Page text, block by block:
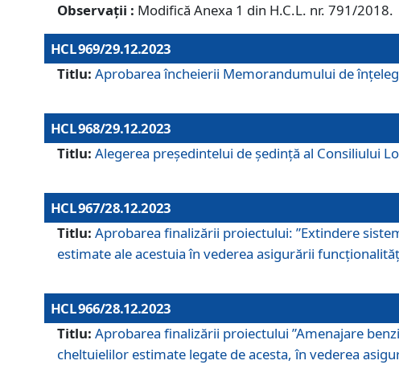
Observații : Modifică Anexa 1 din H.C.L. nr. 791/2018.
HCL 969/29.12.2023
Titlu: Aprobarea încheierii Memorandumului de
HCL 968/29.12.2023
Titlu: Alegerea preşedintelui de şedinţă al Consiliului
HCL 967/28.12.2023
Titlu: Aprobarea finalizării proiectului: ”Extindere
estimate ale acestuia în vederea asigurării
HCL 966/28.12.2023
Titlu: Aprobarea finalizării proiectului ”Amenajare
cheltuielilor estimate legate de acesta, în vederea